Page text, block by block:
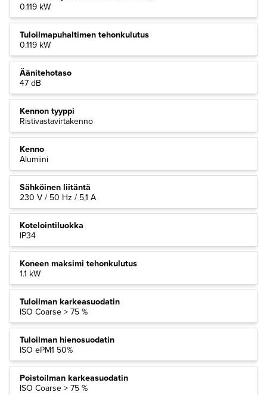
0.119 kW
Tuloilmapuhaltimen tehonkulutus
0.119 kW
Äänitehotaso
47 dB
Kennon tyyppi
Ristivastavirtakenno
Kenno
Alumiini
Sähköinen liitäntä
230 V / 50 Hz / 5,1 A
Kotelointiluokka
IP34
Koneen maksimi tehonkulutus
1.1 kW
Tuloilman karkeasuodatin
ISO Coarse > 75 %
Tuloilman hienosuodatin
ISO ePM1 50%
Poistoilman karkeasuodatin
ISO Coarse > 75 %